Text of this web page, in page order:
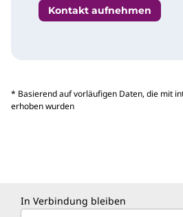
Kontakt aufnehmen
* Basierend auf vorläufigen Daten, die mit
erhoben wurden
In Verbindung bleiben